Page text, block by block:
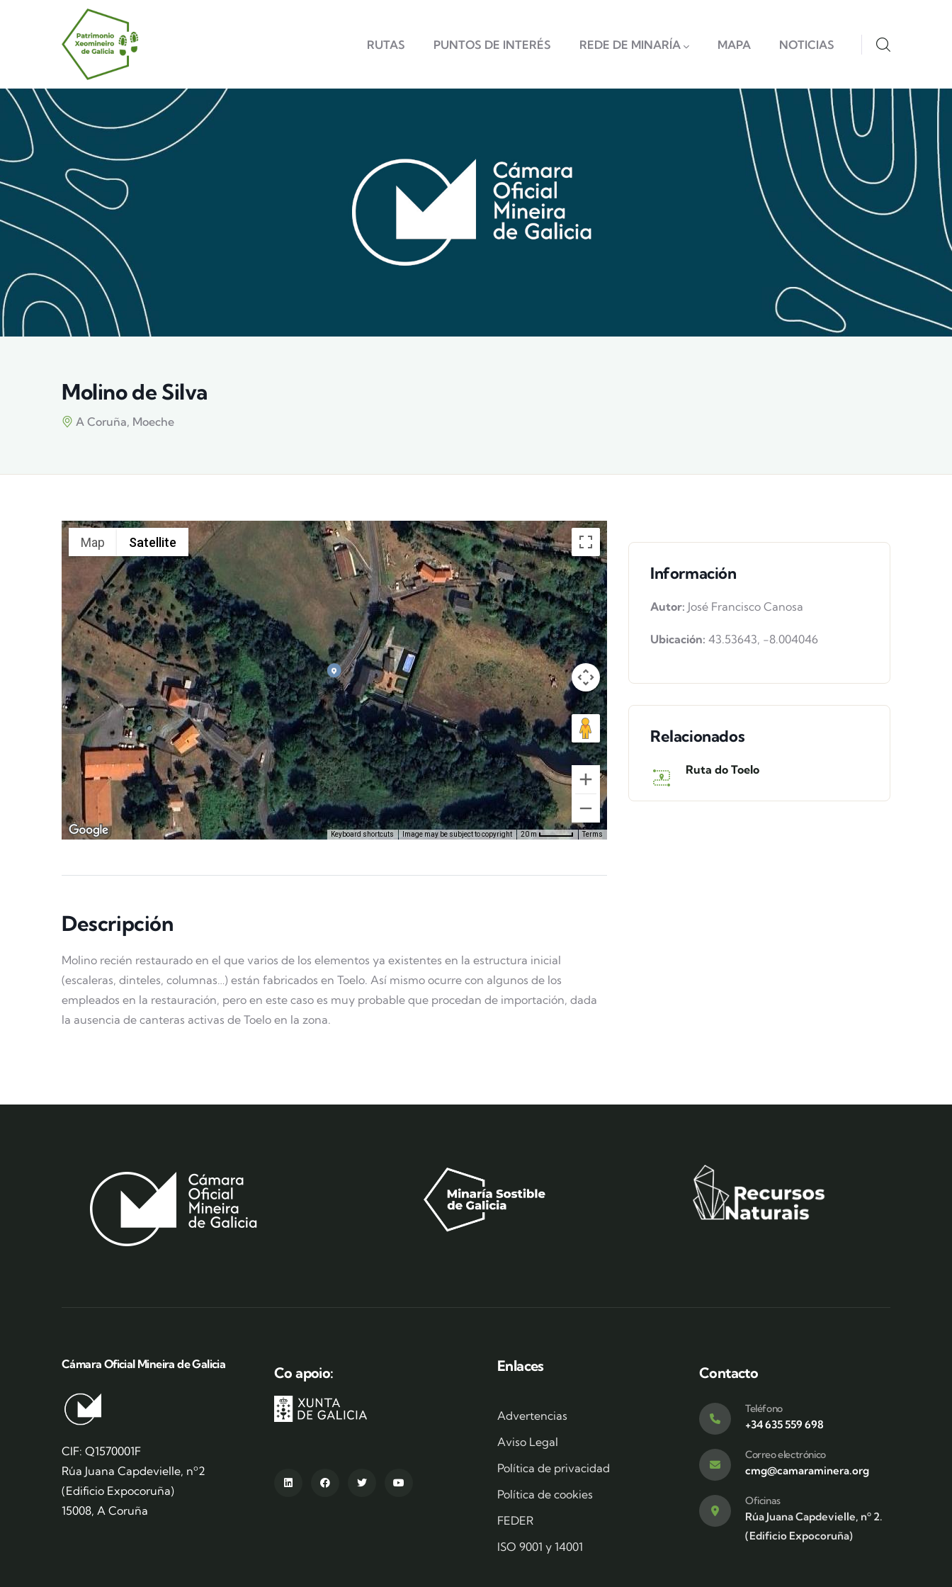
Pasar al contenido principal
RUTAS PUNTOS DE INTERÉS REDE DE MINARÍA MAPA NOTICIAS
Molino de Silva
A Coruña, Moeche
Map Satellite
Keyboard shortcuts Image may be subject to copyright 20 m Terms
Descripción
Molino recién restaurado en el que varios de los elementos ya existentes en la estructura inicial
(escaleras, dinteles, columnas…) están fabricados en Toelo. Así mismo ocurre con algunos de los
empleados en la restauración, pero en este caso es muy probable que procedan de importación, dada
la ausencia de canteras activas de Toelo en la zona.
Información
Autor: José Francisco Canosa
Ubicación: 43.53643, -8.004046
Relacionados
Ruta do Toelo
Cámara Oficial Mineira de Galicia
CIF: Q1570001F
Rúa Juana Capdevielle, nº2
(Edificio Expocoruña)
15008, A Coruña
Co apoio: Enlaces
Advertencias
Aviso Legal
Política de privacidad
Política de cookies
FEDER
ISO 9001 y 14001
Contacto
Teléfono
+34 635 559 698
Correo electrónico
cmg@camaraminera.org
Oficinas
Rúa Juana Capdevielle, nº 2.
(Edificio Expocoruña)